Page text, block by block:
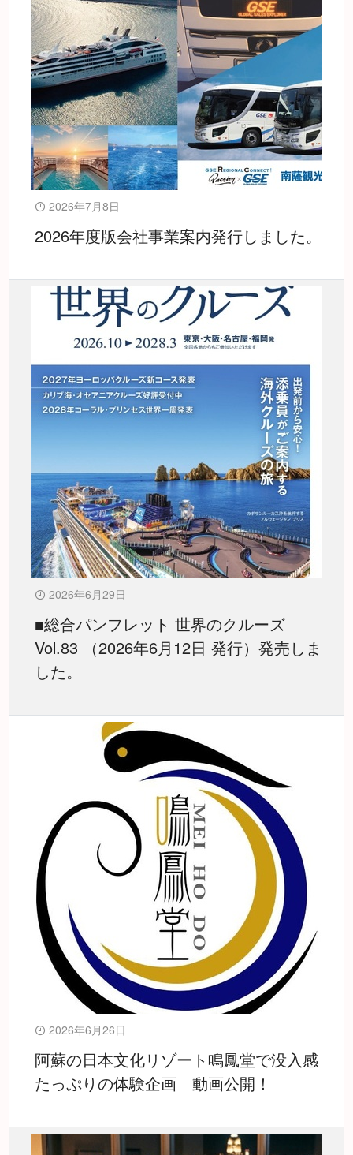
2026年7月8日
2026年度版会社事業案内発行しました。
2026年6月29日
■総合パンフレット 世界のクルーズ
Vol.83 （2026年6月12日 発行）発売しま
した。
2026年6月26日
阿蘇の日本文化リゾート鳴鳳堂で没入感
たっぷりの体験企画 動画公開！